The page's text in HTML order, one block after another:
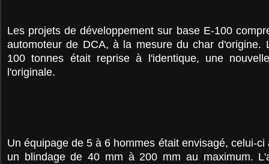
Les projets de développement sur base E-100
automoteur de DCA, à la mesure du char d'origine.
100 tonnes était reprise à l'identique, une
l'originale.
Un équipage de 5 à 6 hommes était envisagé, celui-
un blindage de 40 mm à 200 mm au maximum.